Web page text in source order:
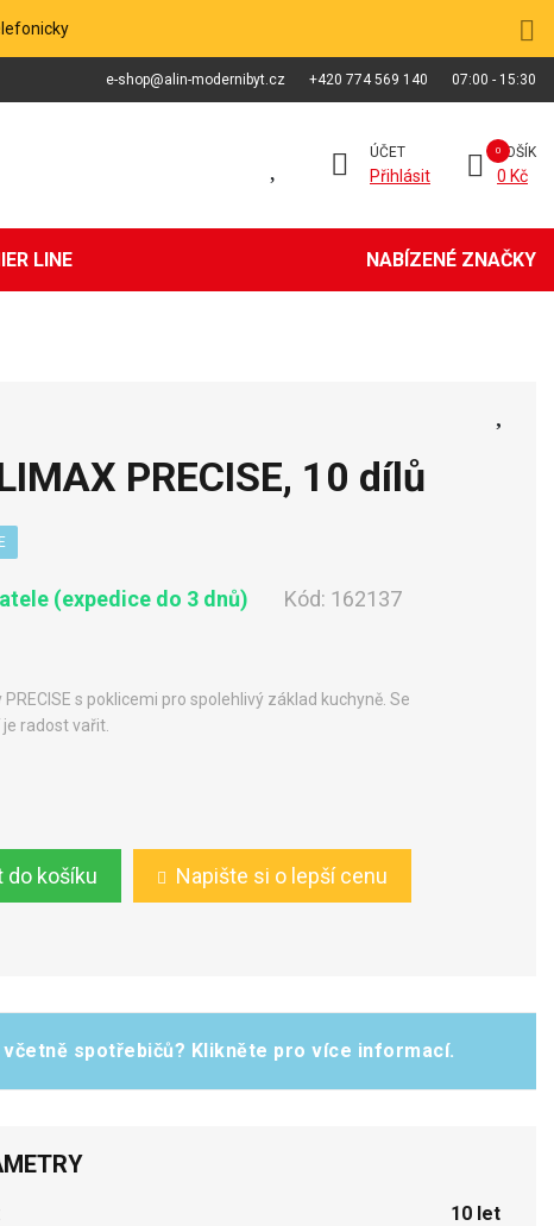
e-shop@alin-modernibyt.cz +420 774 569 140 07:00 - 15:30
ÚČET
Přihlásit
KOŠÍK
0 Kč
LINE NABÍZENÉ ZNAČKY
PRECISE, 10 dílů
(expedice do 3 dnů) Kód: 162137
s poklicemi pro spolehlivý základ kuchyně. Se
radost vařit.
do košíku Napište si o lepší cenu
spotřebičů? Klikněte pro více informací.
10 let